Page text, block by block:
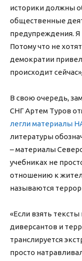
историки должны
общественные
предупреждения. Я
Потому что не
демократии
происходит
В свою очередь,
СНГ Артем Туров
легли материалы
литературы
– материалы
учебниках не
отношению к
называются
«Если взять
диверсантов и
транслируется
просто